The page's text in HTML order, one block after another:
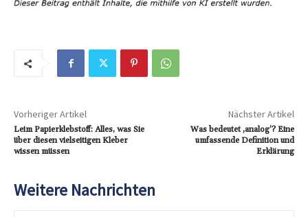
Vorheriger Artikel
Leim Papierklebstoff: Alles, was Sie
über diesen vielseitigen Kleber
wissen müssen
Nächster Artikel
Was bedeutet ‚analog‘? Eine
umfassende Definition und
Erklärung
Weitere Nachrichten